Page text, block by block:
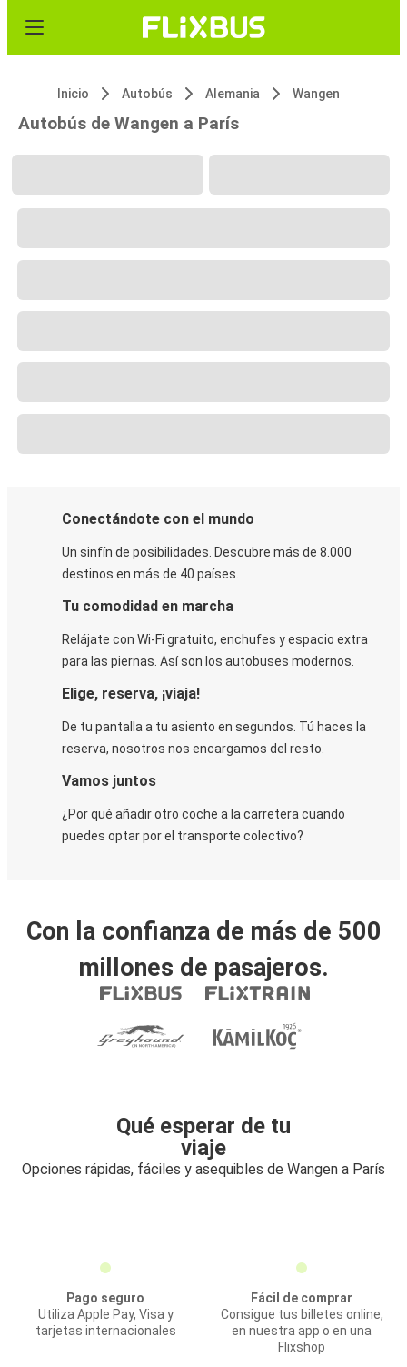
Inicio Autobús Alemania Wangen
Autobús de Wangen a París
Conectándote con el mundo
Un sinfín de posibilidades. Descubre más de 8.000
destinos en más de 40 países.
Tu comodidad en marcha
Relájate con Wi-Fi gratuito, enchufes y espacio extra
para las piernas. Así son los autobuses modernos.
Elige, reserva, ¡viaja!
De tu pantalla a tu asiento en segundos. Tú haces la
reserva, nosotros nos encargamos del resto.
Vamos juntos
¿Por qué añadir otro coche a la carretera cuando
puedes optar por el transporte colectivo?
Con la confianza de más de 500
millones de pasajeros.
Qué esperar de tu
viaje
Opciones rápidas, fáciles y asequibles de Wangen a París
Pago seguro
Utiliza Apple Pay, Visa y
tarjetas internacionales
Fácil de comprar
Consigue tus billetes online,
en nuestra app o en una
Flixshop